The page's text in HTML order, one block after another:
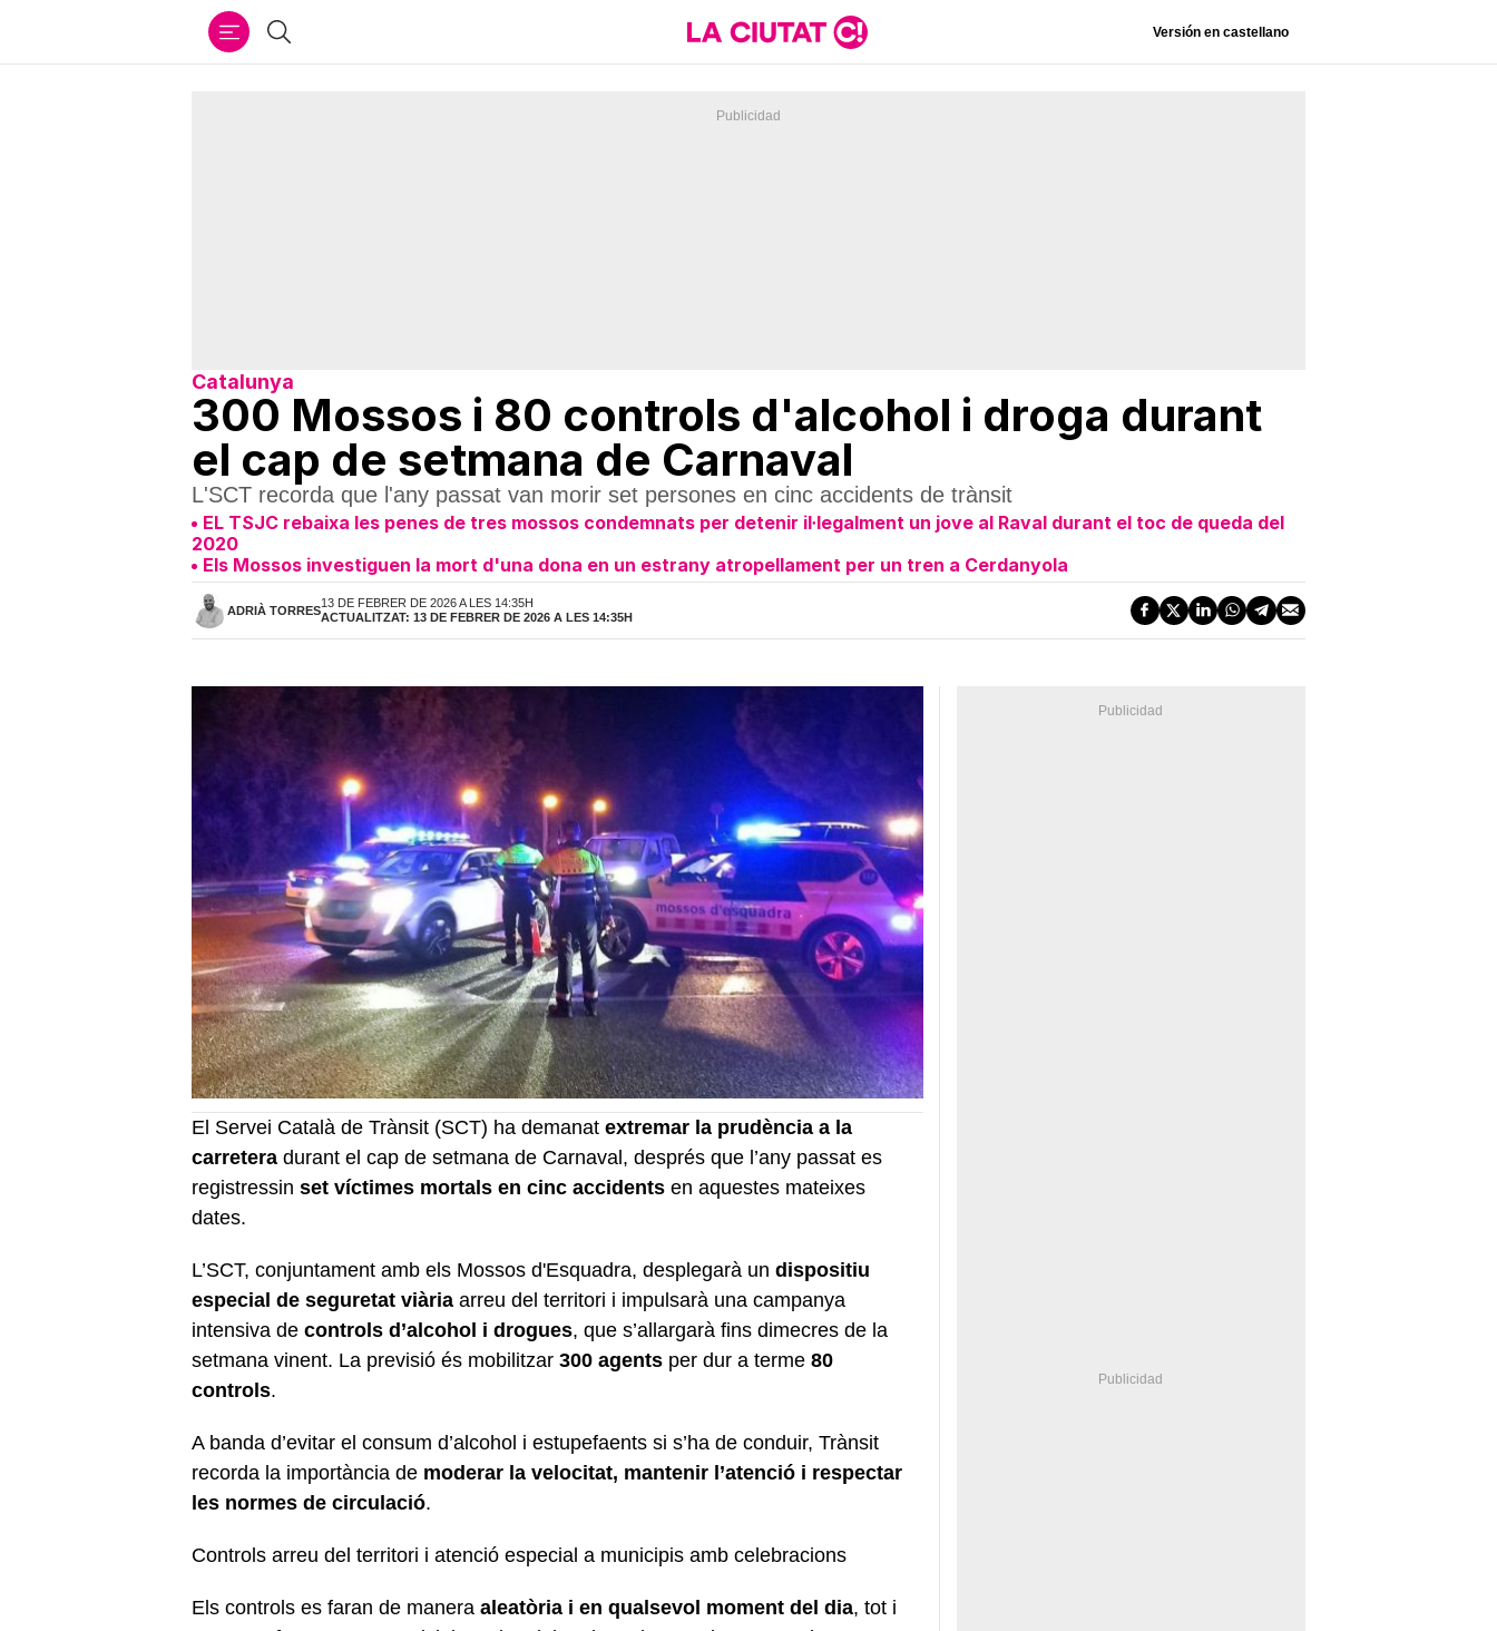
Cercar Versión en castellano
Catalunya
300 Mossos i 80 controls d'alcohol i droga durant
el cap de setmana de Carnaval
L'SCT recorda que l'any passat van morir set persones en cinc accidents de trànsit
EL TSJC rebaixa les penes de tres mossos condemnats per detenir il·legalment un jove al Raval durant el toc de queda del
2020
Els Mossos investiguen la mort d'una dona en un estrany atropellament per un tren a Cerdanyola
ADRIÀ TORRES
13 DE FEBRER DE 2026 A LES 14:35H
ACTUALITZAT: 13 DE FEBRER DE 2026 A LES 14:35H
El Servei Català de Trànsit (SCT) ha demanat extremar la prudència a la
carretera durant el cap de setmana de Carnaval, després que l’any passat es
registressin set víctimes mortals en cinc accidents en aquestes mateixes
dates.
L’SCT, conjuntament amb els Mossos d'Esquadra, desplegarà un dispositiu
especial de seguretat viària arreu del territori i impulsarà una campanya
intensiva de controls d’alcohol i drogues, que s’allargarà fins dimecres de la
setmana vinent. La previsió és mobilitzar 300 agents per dur a terme 80
controls.
A banda d’evitar el consum d’alcohol i estupefaents si s’ha de conduir, Trànsit
recorda la importància de moderar la velocitat, mantenir l’atenció i respectar
les normes de circulació.
Controls arreu del territori i atenció especial a municipis amb celebracions
Els controls es faran de manera aleatòria i en qualsevol moment del dia, tot i